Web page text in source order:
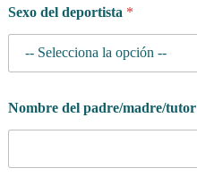
Sexo del deportista *
Nombre del padre/madre/tutor